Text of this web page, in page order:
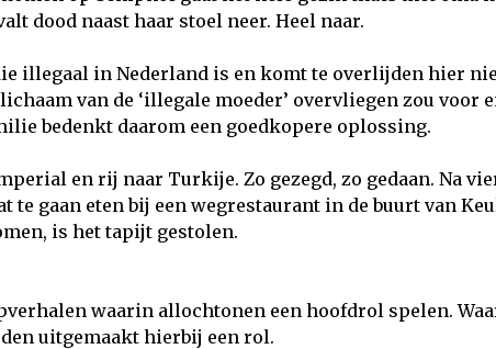
dood naast haar stoel neer. Heel naar.
illegaal in Nederland is en komt te overlijden hier
van de ‘illegale moeder’ overvliegen zou voor
bedenkt daarom een goedkopere oplossing.
en rij naar Turkije. Zo gezegd, zo gedaan. Na
te gaan eten bij een wegrestaurant in de buurt van
is het tapijt gestolen.
waarin allochtonen een hoofdrol spelen.
uitgemaakt hierbij een rol.